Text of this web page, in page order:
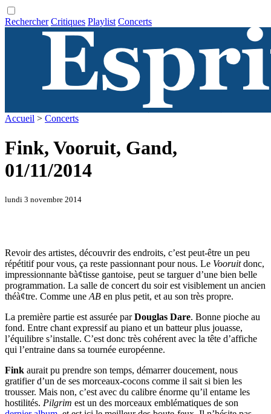
Rechercher Critiques Playlist Concerts
Accueil > Concerts
Fink, Vooruit, Gand,
01/11/2014
lundi 3 novembre 2014
Revoir des artistes, découvrir des endroits, c’est peut-être un peu
répétitif pour vous, ça reste passionnant pour nous. Le Vooruitdonc,
impressionnante bà¢tisse gantoise, peut se targuer d’une bien belle
programmation. La salle de concert du soir est visiblement un ancien
théà¢tre. Comme une AB en plus petit, et au son très propre.
La première partie est assurée parDouglas Dare. Bonne pioche au
fond. Entre chant expressif au piano et un batteur plus jouasse,
l’équilibre s’installe. C’est donc très cohérent avec la tête d’affiche
qui l’entraine dans sa tournée européenne.
Fink aurait pu prendre son temps, démarrer doucement, nous
gratifier d’un de ses morceaux-cocons comme il sait si bien les
trousser. Mais non, c’est avec du calibre énorme qu’il entame les
hostilités. Pilgrim est un des morceaux emblématiques de son